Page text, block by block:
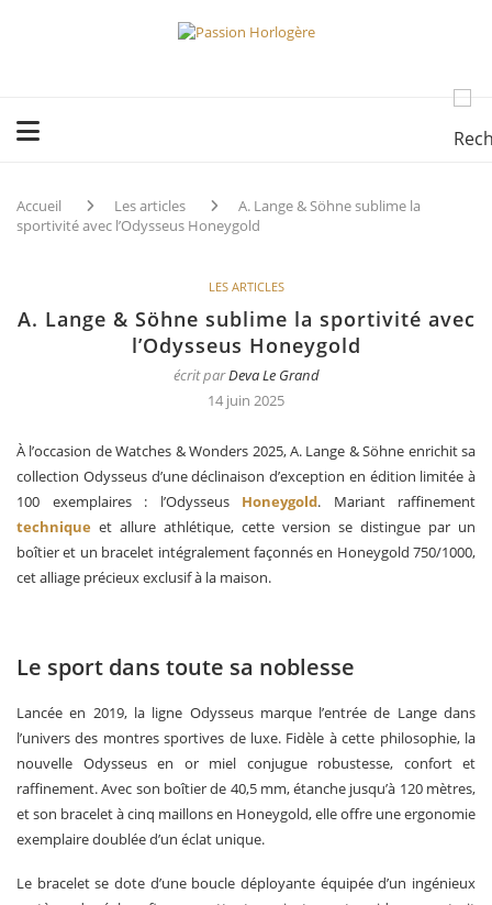
Accueil Les articles
A. Lange & Söhne sublime la
sportivité avec l’Odysseus Honeygold
LES ARTICLES
A. Lange & Söhne sublime la sportivité avec
l’Odysseus Honeygold
écrit parDeva Le Grand
14 juin 2025
À l’occasion de Watches & Wonders 2025, A. Lange & Söhne enrichit sa
collection Odysseus d’une déclinaison d’exception en édition limitée à
100 exemplaires : l’Odysseus Honeygold. Mariant raffinement
technique et allure athlétique, cette version se distingue par un
boîtier et un bracelet intégralement façonnés en Honeygold 750/1000,
cet alliage précieux exclusif à la maison.
Le sport dans toute sa noblesse
Lancée en 2019, la ligne Odysseus marque l’entrée de Lange dans
l’univers des montres sportives de luxe. Fidèle à cette philosophie, la
nouvelle Odysseus en or miel conjugue robustesse, confort et
raffinement. Avec son boîtier de 40,5 mm, étanche jusqu’à 120 mètres,
et son bracelet à cinq maillons en Honeygold, elle offre une ergonomie
exemplaire doublée d’un éclat unique.
Le bracelet se dote d’une boucle déployante équipée d’un ingénieux